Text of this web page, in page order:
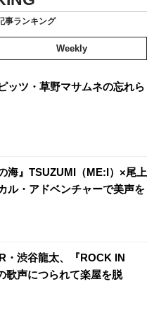
事ランキング
Weekly
ツ・草野マサムネの忘れら
海』TSUZUMI（ME:I）×尾上
ル・アドベンチャーで美声を
・渋谷龍太、『ROCK IN
歌声につられて楽屋を脱